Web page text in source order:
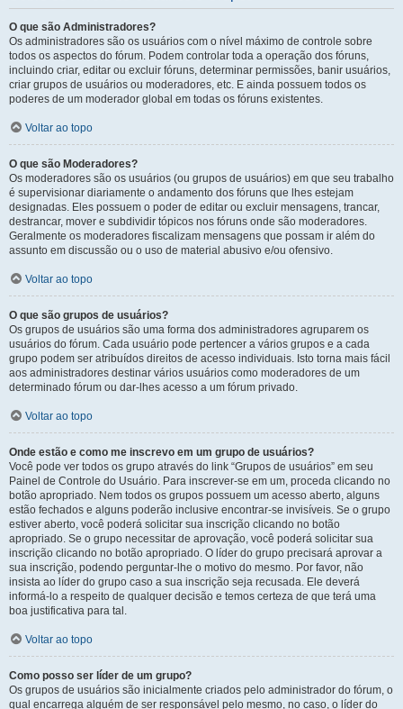
O que são Administradores?
Os administradores são os usuários com o nível máximo de controle sobre
todos os aspectos do fórum. Podem controlar toda a operação dos fóruns,
incluindo criar, editar ou excluir fóruns, determinar permissões, banir usuários,
criar grupos de usuários ou moderadores, etc. E ainda possuem todos os
poderes de um moderador global em todas os fóruns existentes.
Voltar ao topo
O que são Moderadores?
Os moderadores são os usuários (ou grupos de usuários) em que seu trabalho
é supervisionar diariamente o andamento dos fóruns que lhes estejam
designadas. Eles possuem o poder de editar ou excluir mensagens, trancar,
destrancar, mover e subdividir tópicos nos fóruns onde são moderadores.
Geralmente os moderadores fiscalizam mensagens que possam ir além do
assunto em discussão ou o uso de material abusivo e/ou ofensivo.
Voltar ao topo
O que são grupos de usuários?
Os grupos de usuários são uma forma dos administradores agruparem os
usuários do fórum. Cada usuário pode pertencer a vários grupos e a cada
grupo podem ser atribuídos direitos de acesso individuais. Isto torna mais fácil
aos administradores destinar vários usuários como moderadores de um
determinado fórum ou dar-lhes acesso a um fórum privado.
Voltar ao topo
Onde estão e como me inscrevo em um grupo de usuários?
Você pode ver todos os grupo através do link “Grupos de usuários” em seu
Painel de Controle do Usuário. Para inscrever-se em um, proceda clicando no
botão apropriado. Nem todos os grupos possuem um acesso aberto, alguns
estão fechados e alguns poderão inclusive encontrar-se invisíveis. Se o grupo
estiver aberto, você poderá solicitar sua inscrição clicando no botão
apropriado. Se o grupo necessitar de aprovação, você poderá solicitar sua
inscrição clicando no botão apropriado. O líder do grupo precisará aprovar a
sua inscrição, podendo perguntar-lhe o motivo do mesmo. Por favor, não
insista ao líder do grupo caso a sua inscrição seja recusada. Ele deverá
informá-lo a respeito de qualquer decisão e temos certeza de que terá uma
boa justificativa para tal.
Voltar ao topo
Como posso ser líder de um grupo?
Os grupos de usuários são inicialmente criados pelo administrador do fórum, o
qual encarrega alguém de ser responsável pelo mesmo, no caso, o líder do